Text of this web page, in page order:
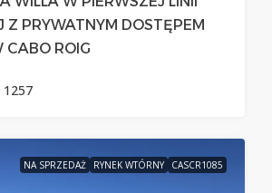
Z PRYWATNYM DOSTĘPEM
CABO ROIG
1257
NA SPRZEDAŻ RYNEK WTÓRNY CASCR1085